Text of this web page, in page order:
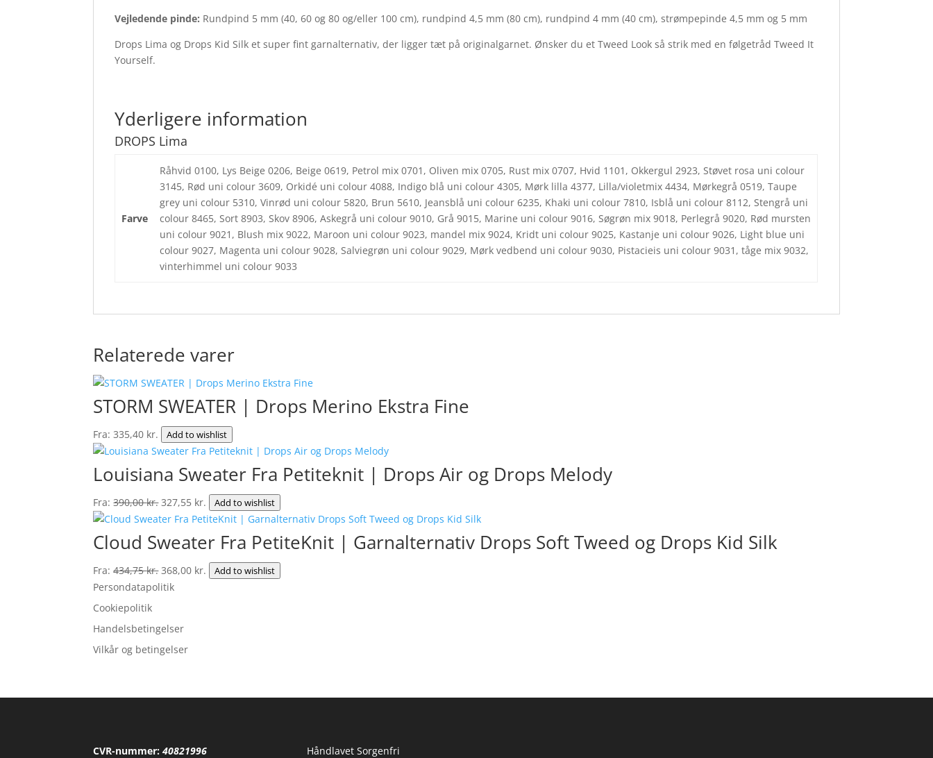
Vejledende pinde: Rundpind 5 mm (40, 60 og 80 og/eller 100 cm), rundpind 4,5 mm (80 cm), rundpind 4 mm (40 cm), strømpepinde 4,5 mm og 5 mm
Drops Lima og Drops Kid Silk et super fint garnalternativ, der ligger tæt på originalgarnet. Ønsker du et Tweed Look så strik med en følgetråd Tweed It
Yourself.
Yderligere information
DROPS Lima
Farve
Råhvid 0100, Lys Beige 0206, Beige 0619, Petrol mix 0701, Oliven mix 0705, Rust mix 0707, Hvid 1101, Okkergul 2923, Støvet rosa uni colour
3145, Rød uni colour 3609, Orkidé uni colour 4088, Indigo blå uni colour 4305, Mørk lilla 4377, Lilla/violetmix 4434, Mørkegrå 0519, Taupe
grey uni colour 5310, Vinrød uni colour 5820, Brun 5610, Jeansblå uni colour 6235, Khaki uni colour 7810, Isblå uni colour 8112, Stengrå uni
colour 8465, Sort 8903, Skov 8906, Askegrå uni colour 9010, Grå 9015, Marine uni colour 9016, Søgrøn mix 9018, Perlegrå 9020, Rød mursten
uni colour 9021, Blush mix 9022, Maroon uni colour 9023, mandel mix 9024, Kridt uni colour 9025, Kastanje uni colour 9026, Light blue uni
colour 9027, Magenta uni colour 9028, Salviegrøn uni colour 9029, Mørk vedbend uni colour 9030, Pistacieis uni colour 9031, tåge mix 9032,
vinterhimmel uni colour 9033
Relaterede varer
STORM SWEATER | Drops Merino Ekstra Fine
Fra:335,40 kr. Add to wishlist
Louisiana Sweater Fra Petiteknit | Drops Air og Drops Melody
Fra:390,00kr.Den
oprindelige
var:
390,00 kr..
327,55 kr. Den
aktuelle
pris
er:
327,55 kr..
Add to wishlist
Cloud Sweater Fra PetiteKnit | Garnalternativ Drops Soft Tweed og Drops Kid Silk
Fra:434,75kr.Den
oprindelige
434,75 kr..
368,00 kr. Den
Add to wishlist
Persondatapolitik
Cookiepolitik
Handelsbetingelser
Vilkår og betingelser
CVR-nummer:40821996 Håndlavet Sorgenfri